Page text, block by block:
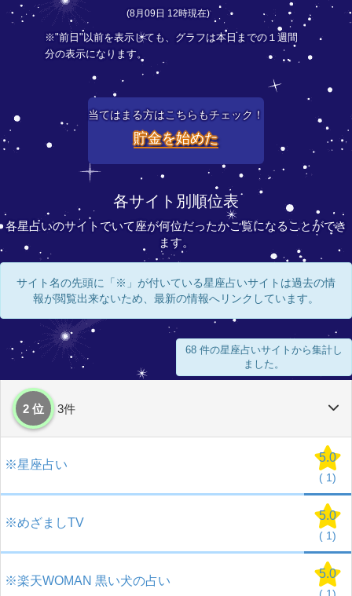
(8月09日 12時現在)
※"前日"以前を表示しても、グラフは本日までの１週間
分の表示になります。
当てはまる方はこちらもチェック！
貯金を始めた
各サイト別順位表
各星占いのサイトでいて座が何位だったかご覧になることができ
ます。
サイト名の先頭に「※」が付いている星座占いサイトは過去の情
報が閲覧出来ないため、最新の情報へリンクしています。
68 件の星座占いサイトから集計し
ました。
2 位 3件
※星座占い
5.0
( 1)
※めざましTV
5.0
( 1)
※楽天WOMAN 黒い犬の占い
5.0